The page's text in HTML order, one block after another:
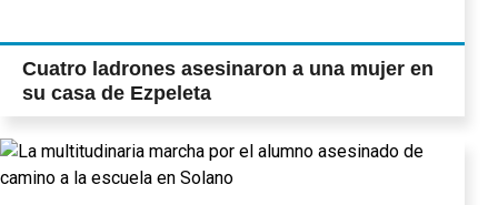
Cuatro ladrones asesinaron a una mujer en
su casa de Ezpeleta